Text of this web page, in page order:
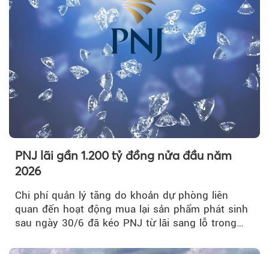
PNJ lãi gần 1.200 tỷ đồng nửa đầu năm
2026
Chi phí quản lý tăng do khoản dự phòng liên
quan đến hoạt động mua lại sản phẩm phát sinh
sau ngày 30/6 đã kéo PNJ từ lãi sang lỗ trong